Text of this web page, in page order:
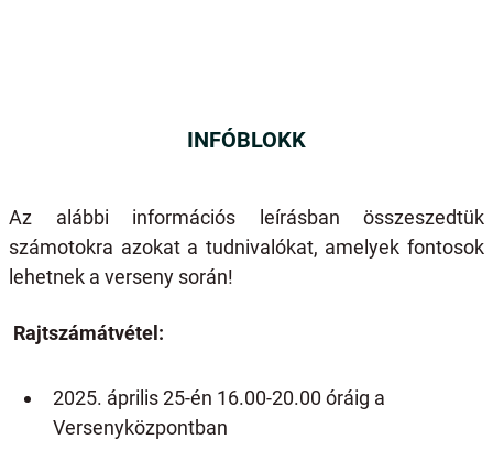
INFÓBLOKK
Az alábbi információs leírásban összeszedtük
számotokra azokat a tudnivalókat, amelyek fontosok
lehetnek a verseny során!
Rajtszámátvétel:
2025. április 25-én 16.00-20.00 óráig a
Versenyközpontban